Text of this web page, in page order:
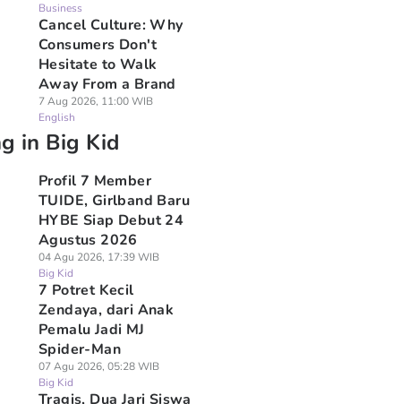
Business
Cancel Culture: Why
Consumers Don't
Hesitate to Walk
Away From a Brand
7 Aug 2026, 11:00 WIB
English
in Big Kid
Profil 7 Member
TUIDE, Girlband Baru
HYBE Siap Debut 24
Agustus 2026
04 Agu 2026, 17:39 WIB
Big Kid
7 Potret Kecil
Zendaya, dari Anak
Pemalu Jadi MJ
Spider-Man
07 Agu 2026, 05:28 WIB
Big Kid
Tragis, Dua Jari Siswa